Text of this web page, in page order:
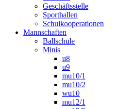
Geschäftsstelle
Sporthallen
Schulkooperationen
Mannschaften
Ballschule
Minis
u8
u9
mu10/1
mu10/2
wu10
mu12/1